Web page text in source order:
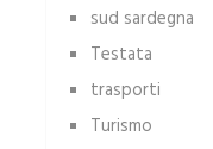
sud sardegna
Testata
trasporti
Turismo